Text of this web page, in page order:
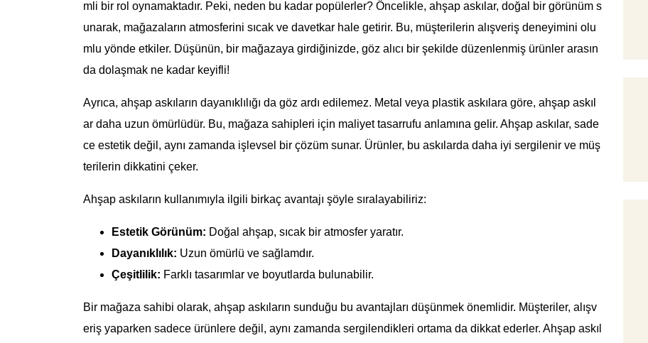
mli bir rol oynamaktadır. Peki, neden bu kadar popülerler? Öncelikle, ahşap askılar, doğal bir görünüm s
unarak, mağazaların atmosferini sıcak ve davetkar hale getirir. Bu, müşterilerin alışveriş deneyimini olu
mlu yönde etkiler. Düşünün, bir mağazaya girdiğinizde, göz alıcı bir şekilde düzenlenmiş ürünler arasın
da dolaşmak ne kadar keyifli!
Ayrıca, ahşap askıların dayanıklılığı da göz ardı edilemez. Metal veya plastik askılara göre, ahşap askıl
ar daha uzun ömürlüdür. Bu, mağaza sahipleri için maliyet tasarrufu anlamına gelir. Ahşap askılar, sade
ce estetik değil, aynı zamanda işlevsel bir çözüm sunar. Ürünler, bu askılarda daha iyi sergilenir ve müş
terilerin dikkatini çeker.
Ahşap askıların kullanımıyla ilgili birkaç avantajı şöyle sıralayabiliriz:
Estetik Görünüm: Doğal ahşap, sıcak bir atmosfer yaratır.
Dayanıklılık: Uzun ömürlü ve sağlamdır.
Çeşitlilik: Farklı tasarımlar ve boyutlarda bulunabilir.
Bir mağaza sahibi olarak, ahşap askıların sunduğu bu avantajları düşünmek önemlidir. Müşteriler, alışv
eriş yaparken sadece ürünlere değil, aynı zamanda sergilendikleri ortama da dikkat ederler. Ahşap askıl